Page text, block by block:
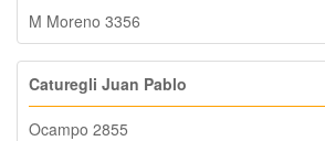
M Moreno 3356
Caturegli Juan Pablo
Ocampo 2855